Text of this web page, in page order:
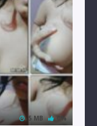
5 MB 0%